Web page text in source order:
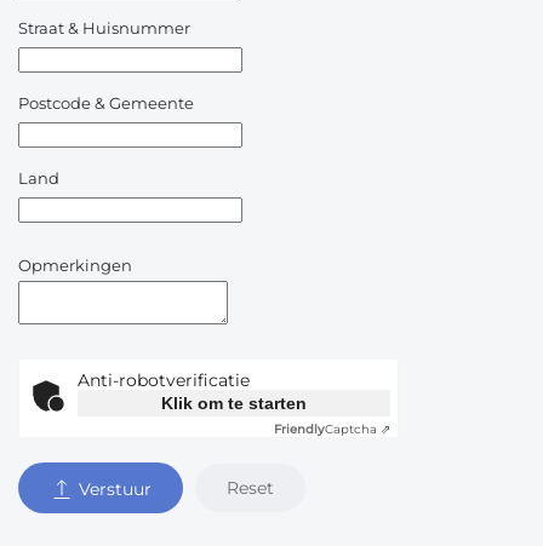
Straat & Huisnummer
Postcode & Gemeente
Land
Opmerkingen
Anti-robotverificatie
Klik om te starten
FriendlyCaptcha ⇗
Verstuur Reset